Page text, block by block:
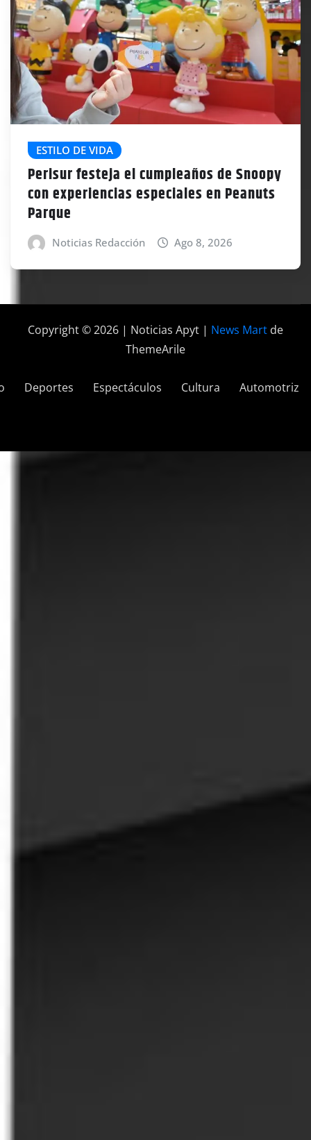
ESTILO DE VIDA
Perisur festeja el cumpleaños de Snoopy
con experiencias especiales en Peanuts
Parque
Noticias Redacción Ago 8, 2026
Copyright © 2026 | Noticias Apyt | News Mart de
ThemeArile
Deportes Espectáculos Cultura Automotriz